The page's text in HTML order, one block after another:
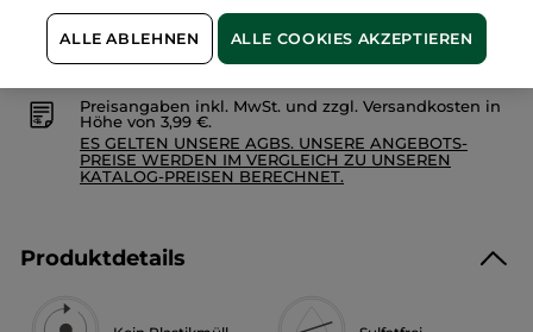
Sichere Zahlung
100 % zufrieden oder Geld zurück
Preisangaben inkl. MwSt. und zzgl. Versandkosten in
Höhe von 3,99 €.
ES GELTEN UNSERE AGBS. UNSERE ANGEBOTS-
PREISE WERDEN IM VERGLEICH ZU UNSEREN
KATALOG-PREISEN BERECHNET.
Produktdetails
ALLE ABLEHNEN ALLE COOKIES AKZEPTIEREN